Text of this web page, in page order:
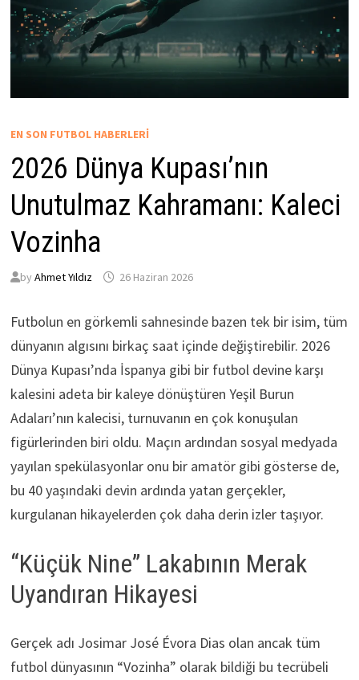
EN SON FUTBOL HABERLERI
2026 Dünya Kupası’nın
Unutulmaz Kahramanı: Kaleci
Vozinha
by Ahmet Yıldız 26 Haziran 2026
Futbolun en görkemli sahnesinde bazen tek bir isim, tüm
dünyanın algısını birkaç saat içinde değiştirebilir. 2026
Dünya Kupası’nda İspanya gibi bir futbol devine karşı
kalesini adeta bir kaleye dönüştüren Yeşil Burun
Adaları’nın kalecisi, turnuvanın en çok konuşulan
figürlerinden biri oldu. Maçın ardından sosyal medyada
yayılan spekülasyonlar onu bir amatör gibi gösterse de,
bu 40 yaşındaki devin ardında yatan gerçekler,
kurgulanan hikayelerden çok daha derin izler taşıyor.
“Küçük Nine” Lakabının Merak
Uyandıran Hikayesi
Gerçek adı Josimar José Évora Dias olan ancak tüm
futbol dünyasının “Vozinha” olarak bildiği bu tecrübeli